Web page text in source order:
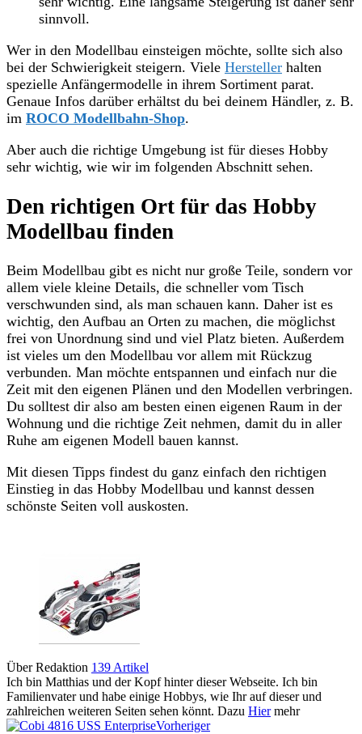
sinnvoll.
Wer in den Modellbau einsteigen möchte, sollte sich also
bei der Schwierigkeit steigern. Viele Hersteller halten
spezielle Anfängermodelle in ihrem Sortiment parat.
Genaue Infos darüber erhältst du bei deinem Händler, z. B.
im ROCO Modellbahn-Shop.
Aber auch die richtige Umgebung ist für dieses Hobby
sehr wichtig, wie wir im folgenden Abschnitt sehen.
Den richtigen Ort für das Hobby
Modellbau finden
Beim Modellbau gibt es nicht nur große Teile, sondern vor
allem viele kleine Details, die schneller vom Tisch
verschwunden sind, als man schauen kann. Daher ist es
wichtig, den Aufbau an Orten zu machen, die möglichst
frei von Unordnung sind und viel Platz bieten. Außerdem
ist vieles um den Modellbau vor allem mit Rückzug
verbunden. Man möchte entspannen und einfach nur die
Zeit mit den eigenen Plänen und den Modellen verbringen.
Du solltest dir also am besten einen eigenen Raum in der
Wohnung und die richtige Zeit nehmen, damit du in aller
Ruhe am eigenen Modell bauen kannst.
Mit diesen Tipps findest du ganz einfach den richtigen
Einstieg in das Hobby Modellbau und kannst dessen
schönste Seiten voll auskosten.
Über Redaktion 139 Artikel
Ich bin Matthias und der Kopf hinter dieser Webseite. Ich bin
Familienvater und habe einige Hobbys, wie Ihr auf dieser und
zahlreichen weiteren Seiten sehen könnt. Dazu Hiermehr
Vorheriger